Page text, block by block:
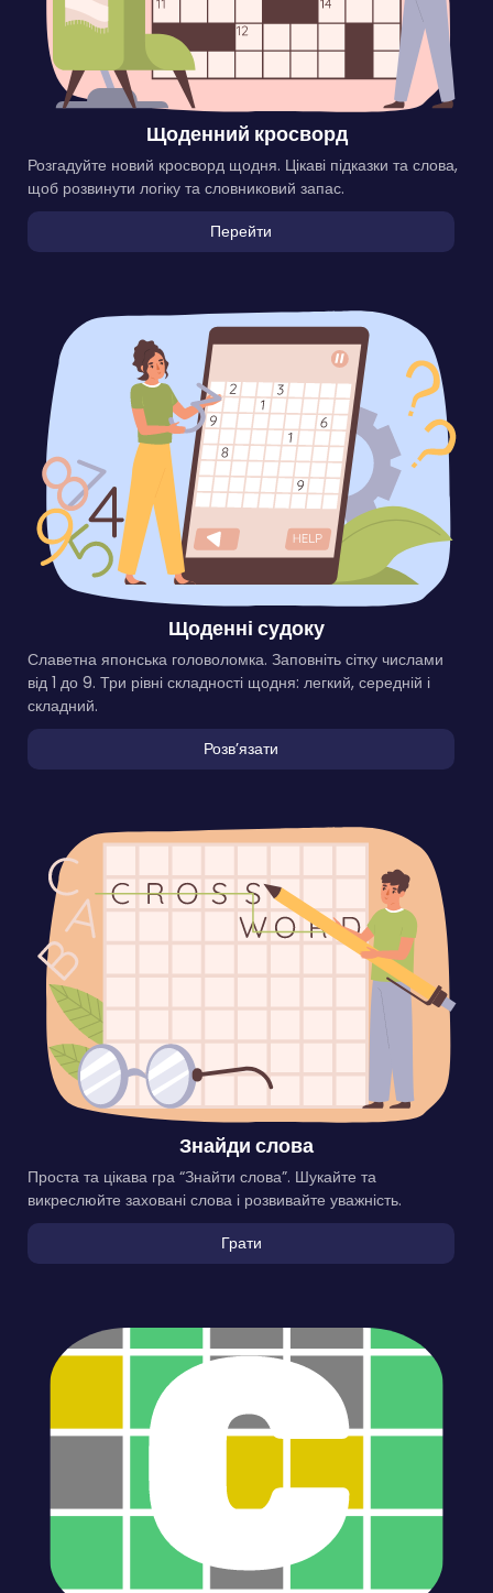
Щоденний кросворд
Розгадуйте новий кросворд щодня. Цікаві підказки та слова,
щоб розвинути логіку та словниковий запас.
Перейти
Щоденні судоку
Славетна японська головоломка. Заповніть сітку числами
від 1 до 9. Три рівні складності щодня: легкий, середній і
складний.
Розвʼязати
Знайди слова
Проста та цікава гра “Знайти слова”. Шукайте та
викреслюйте заховані слова і розвивайте уважність.
Грати